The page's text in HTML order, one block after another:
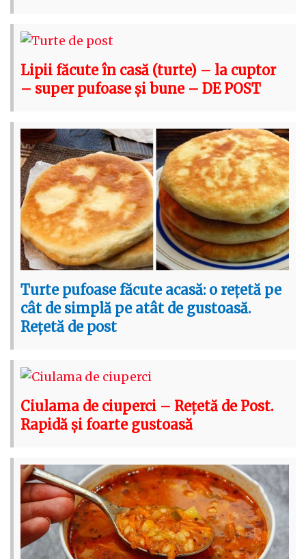
Lipii făcute în casă (turte) – la cuptor
– super pufoase și bune – DE POST
Turte pufoase făcute acasă: o rețetă pe
cât de simplă pe atât de gustoasă.
Rețetă de post
Ciulama de ciuperci – Rețetă de Post.
Rapidă și foarte gustoasă